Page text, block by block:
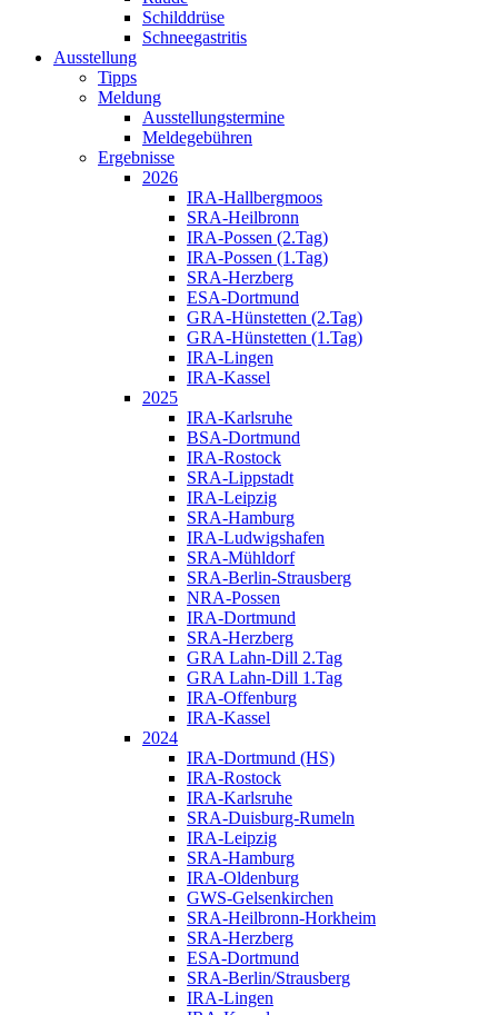
Schilddrüse
Schneegastritis
Ausstellung
Tipps
Meldung
Ausstellungstermine
Meldegebühren
Ergebnisse
2026
IRA-Hallbergmoos
SRA-Heilbronn
IRA-Possen (2.Tag)
IRA-Possen (1.Tag)
SRA-Herzberg
ESA-Dortmund
GRA-Hünstetten (2.Tag)
GRA-Hünstetten (1.Tag)
IRA-Lingen
IRA-Kassel
2025
IRA-Karlsruhe
BSA-Dortmund
IRA-Rostock
SRA-Lippstadt
IRA-Leipzig
SRA-Hamburg
IRA-Ludwigshafen
SRA-Mühldorf
SRA-Berlin-Strausberg
NRA-Possen
IRA-Dortmund
SRA-Herzberg
GRA Lahn-Dill 2.Tag
GRA Lahn-Dill 1.Tag
IRA-Offenburg
IRA-Kassel
2024
IRA-Dortmund (HS)
IRA-Rostock
IRA-Karlsruhe
SRA-Duisburg-Rumeln
IRA-Leipzig
SRA-Hamburg
IRA-Oldenburg
GWS-Gelsenkirchen
SRA-Heilbronn-Horkheim
SRA-Herzberg
ESA-Dortmund
SRA-Berlin/Strausberg
IRA-Lingen